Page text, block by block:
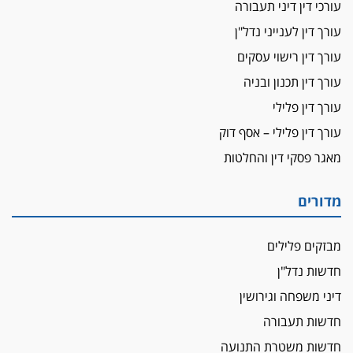
ביה"ד המשמעתי ביטל השעיה לצמיתות של
עורכת-דין שהביעה שמחה ב-7 באוקטובר
אשם
עו"ד הלל בבייב הורשע בהונאת עשרות לקוחות,
ההסדר: 7-9 שנות מאסר
דין ומקרקעין
עורך דין ברמת השרון נחקר בחשד למרמה בעסקת
תובעת משטרתית פוטרה בחשד לעישון סמים
שנחשף בפעילות בלשים בטלגרם
לא בכל יום
הכנסת אישרה
הגבלת שכר טרחה בייצוג נכי צה"ל ונפגעי פעולות
איבה
עורכי דין דיני תעבורה
עורך דין לענייני נדל"ן
עורך דין רישוי עסקים
עורך דין תכנון ובניה
עורך דין פלילי
עורך דין פלילי – אסף דוק
מאגר פסקי דין והחלטות
מדורים
מבזקים פלילים
חדשות נדל"ן
דיני משפחה וגירושין
חדשות תעבורה
חדשות משטרת התנועה